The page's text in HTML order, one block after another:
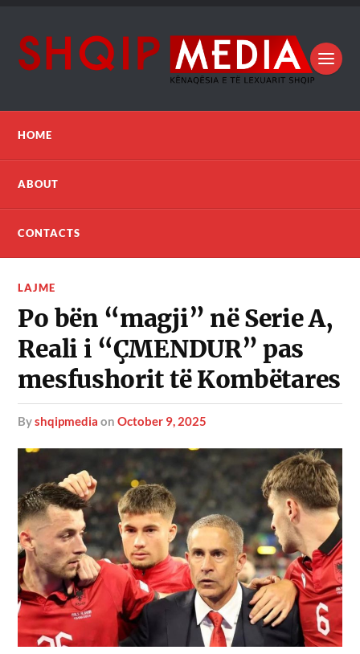
HOME
ABOUT
CONTACTS
LAJME
Po bën “magji” në Serie A,
Reali i “ÇMENDUR” pas
mesfushorit të Kombëtares
byshqipmedia onOctober 9, 2025